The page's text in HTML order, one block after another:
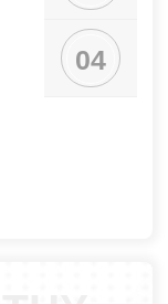
04
齐全的资质
公司各类资质证书：建
包、建筑装饰装修专